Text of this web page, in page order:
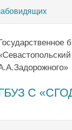
С